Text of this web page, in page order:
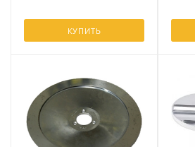
КУПИТЬ